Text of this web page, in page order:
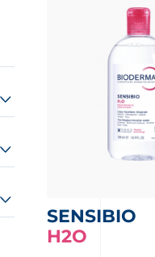
SENSIBIO
H2O